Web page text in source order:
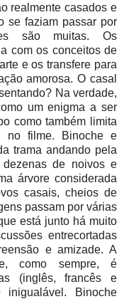
realmente casados e
se faziam passar por
são muitas. Os
com os conceitos de
e os transfere para
amorosa. O casal
Na verdade,
um enigma a ser
como também limita
no filme. Binoche e
trama andando pela
de noivos e
árvore considerada
casais, cheios de
passam por várias
está junto há muito
entrecortadas
e amizade. A
como sempre, é
(inglês, francês e
Binoche